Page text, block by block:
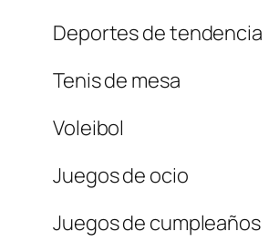
Deportes de tendencia
Tenis de mesa
Voleibol
Juegos de ocio
Juegos de cumpleaños